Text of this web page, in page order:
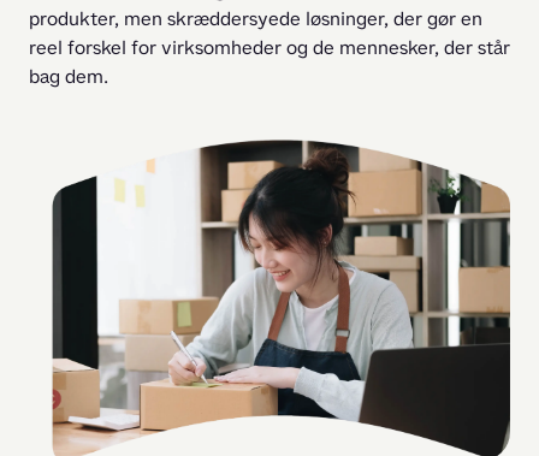
produkter, men skræddersyede løsninger, der gør en
reel forskel for virksomheder og de mennesker, der står
bag dem.